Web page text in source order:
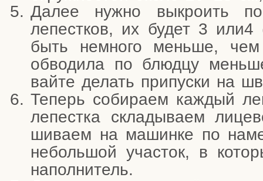
Далее нуж­но выкро­ить
лепест­ков, их будет 3
быть немно­го мень­ше,
обво­ди­ла по блюд­цу
вай­те делать при­пус­ки на
Теперь соби­ра­ем каж­дый
лепест­ка скла­ды­ва­ем
ши­ва­ем на машин­ке по
неболь­шой уча­сток, в
наполнитель.